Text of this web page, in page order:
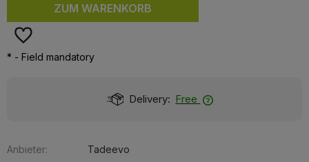
ZUM WARENKORB
* - Field mandatory
Delivery: Free
Anbieter:
Tadeevo